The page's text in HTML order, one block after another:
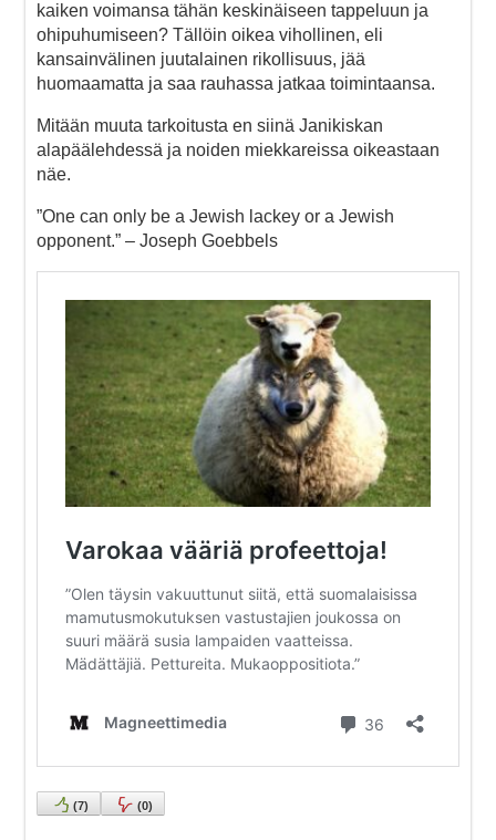
kaiken voimansa tähän keskinäiseen tappeluun ja
ohipuhumiseen? Tällöin oikea vihollinen, eli
kansainvälinen juutalainen rikollisuus, jää
huomaamatta ja saa rauhassa jatkaa toimintaansa.
Mitään muuta tarkoitusta en siinä Janikiskan
alapäälehdessä ja noiden miekkareissa oikeastaan
näe.
”One can only be a Jewish lackey or a Jewish
opponent.” – Joseph Goebbels
(7) (0)